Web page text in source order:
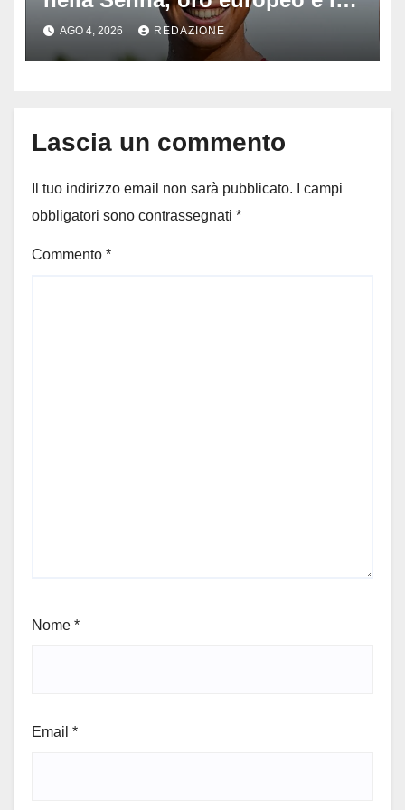
stoccata sul fiume di Parigi:
‘Era bella zozza’
AGO 4, 2026 REDAZIONE
Lascia un commento
Il tuo indirizzo email non sarà pubblicato.
I campi
obbligatori sono contrassegnati *
Commento *
Nome *
Email *